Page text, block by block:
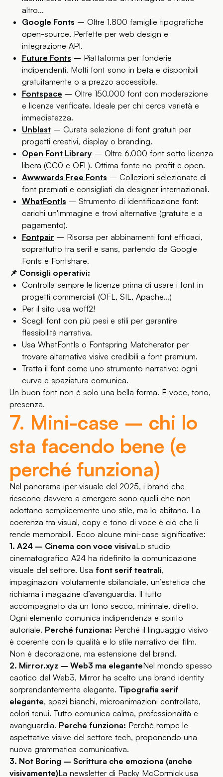
altro...
Google Fonts – Oltre 1.800 famiglie tipografiche
open-source. Perfette per web design e
integrazione API.
Future Fonts – Piattaforma per fonderie
indipendenti. Molti font sono in beta e disponibili
gratuitamente o a prezzo accessibile.
Fontspace – Oltre 150.000 font con moderazione
e licenze verificate. Ideale per chi cerca varietà e
immediatezza.
Unblast– Curata selezione di font gratuiti per
progetti creativi, display o branding.
Open Font Library – Oltre 6.000 font sotto licenza
libera (CC0 e OFL). Ottima fonte no-profit e open.
Awwwards Free Fonts – Collezioni selezionate di
font premiati e consigliati da designer internazionali.
WhatFontIs – Strumento di identificazione font:
carichi un'immagine e trovi alternative (gratuite e a
pagamento).
Fontpair – Risorsa per abbinamenti font efficaci,
soprattutto tra serif e sans, partendo da Google
Fonts e Fontshare.
📌 Consigli operativi:
Controlla sempre le licenze prima di usare i font in
progetti commerciali (OFL, SIL, Apache...)
Per il sito usa woff2!
Scegli font con più pesi e stili per garantire
flessibilità narrativa.
Usa WhatFontIs o Fontspring Matcherator per
trovare alternative visive credibili a font premium.
Tratta il font come uno strumento narrativo: ogni
curva e spaziatura comunica.
Un buon font non è solo una bella forma. È voce, tono,
presenza.
7. Mini-case – chi lo
sta facendo bene (e
perché funziona)
Nel panorama iper-visuale del 2025, i brand che
riescono davvero a emergere sono quelli che non
adottano semplicemente uno stile, ma lo abitano. La
coerenza tra visual, copy e tono di voce è ciò che li
rende memorabili. Ecco alcune mini-case significative:
1. A24 – Cinema con voce visivaLo studio
cinematografico A24 ha ridefinito la comunicazione
visuale del settore. Usafont serif teatrali,
impaginazioni volutamente sbilanciate, un’estetica che
richiama i magazine d’avanguardia. Il tutto
accompagnato da un tono secco, minimale, diretto.
Ogni elemento comunica indipendenza e spirito
autoriale. Perché funziona: Perché il linguaggio visivo
è coerente con la qualità e lo stile narrativo dei film.
Non è decorazione, ma estensione del brand.
2. Mirror.xyz – Web3 ma eleganteNel mondo spesso
caotico del Web3, Mirror ha scelto una brand identity
sorprendentemente elegante.Tipografia serif
elegante, spazi bianchi, microanimazioni controllate,
colori tenui. Tutto comunica calma, professionalità e
avanguardia. Perché funziona: Perché rompe le
aspettative visive del settore tech, proponendo una
nuova grammatica comunicativa.
3. Not Boring – Scrittura che emoziona (anche
visivamente)La newsletter di Packy McCormick usa